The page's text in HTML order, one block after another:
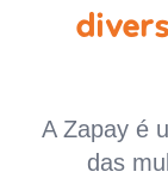
A Zapay é
das